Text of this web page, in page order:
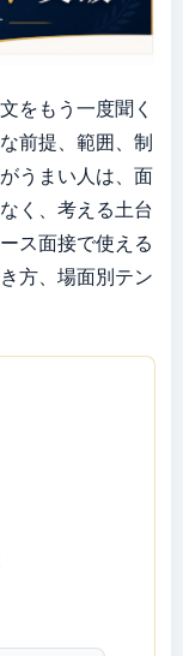
をもう一度聞く
前提、範囲、制
うまい人は、面
く、考える土台
ス面接で使える
方、場面別テン